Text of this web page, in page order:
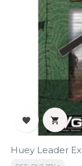
 
Huey Leader